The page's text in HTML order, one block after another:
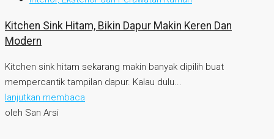
Kitchen Sink Hitam, Bikin Dapur Makin Keren Dan
Modern
Kitchen sink hitam sekarang makin banyak dipilih buat
mempercantik tampilan dapur. Kalau dulu...
lanjutkan membaca
oleh San Arsi